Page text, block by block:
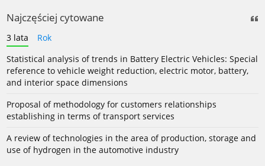
Najczęściej cytowane
3 lata
Rok
Statistical analysis of trends in Battery Electric Vehicles: Special
reference to vehicle weight reduction, electric motor, battery,
and interior space dimensions
Proposal of methodology for customers relationships
establishing in terms of transport services
A review of technologies in the area of production, storage and
use of hydrogen in the automotive industry